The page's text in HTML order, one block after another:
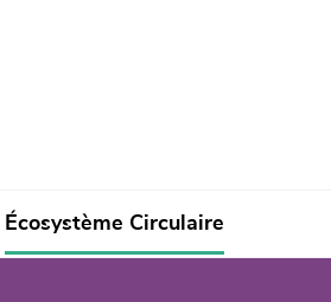
Écosystème Circulaire